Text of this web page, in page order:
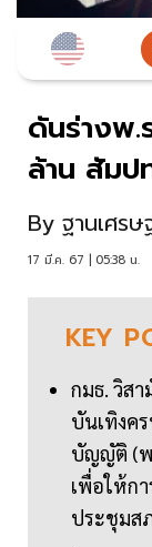
ดันร่างพ.
ล้าน สัมป
By ฐานเศร
17 มี.ค. 67 | 05:38 น.
KEY
กมธ. วิส
บันเทิงค
บัญญัติ (พ.
เพื่อให้ก
ประชุมส